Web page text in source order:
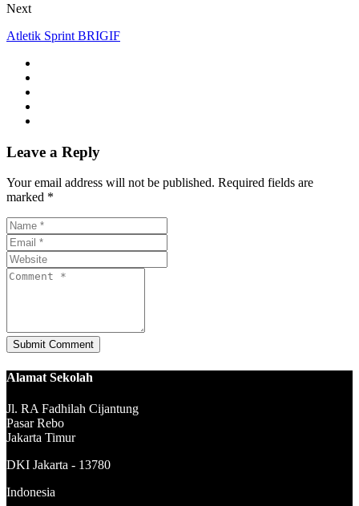
Next
Atletik Sprint BRIGIF
Leave a Reply
Your email address will not be published. Required fields are
marked *
Alamat Sekolah
Jl. RA Fadhilah Cijantung
Pasar Rebo
Jakarta Timur
DKI Jakarta - 13780
Indonesia